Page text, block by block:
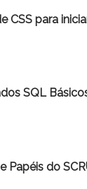
CSS para
SQL
Papéis do